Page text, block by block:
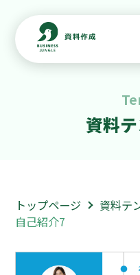
資料
トップページ 資料テ
自己紹介7